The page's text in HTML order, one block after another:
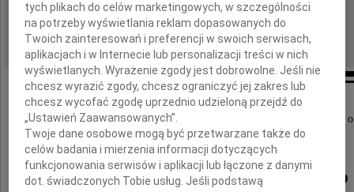
REGION: cała Polska
DATA EMISJI: 19.03.2019
Z głębokim żalem i smutkiem przyjęliśmy wiadomość
Partnera firmy, naszego Przyjaciela i Kolegi
Bartka Włodarskiego
tych plikach do celów marketingowych, w szczególności
na potrzeby wyświetlania reklam dopasowanych do
Twoich zainteresowań i preferencji w swoich serwisach,
aplikacjach i w Internecie lub personalizacji treści w nich
wyświetlanych. Wyrażenie zgody jest dobrowolne. Jeśli nie
chcesz wyrazić zgody, chcesz ograniczyć jej zakres lub
chcesz wycofać zgodę uprzednio udzieloną przejdź do
„Ustawień Zaawansowanych”.
Twoje dane osobowe mogą być przetwarzane także do
celów badania i mierzenia informacji dotyczących
funkcjonowania serwisów i aplikacji lub łączone z danymi
dot. świadczonych Tobie usług. Jeśli podstawą